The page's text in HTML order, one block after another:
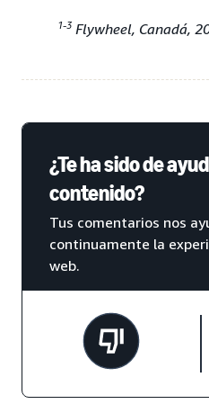
1-3 Flywheel, Canadá,
¿Te ha sido de
contenido?
Tus comentarios nos
continuamente la
web.